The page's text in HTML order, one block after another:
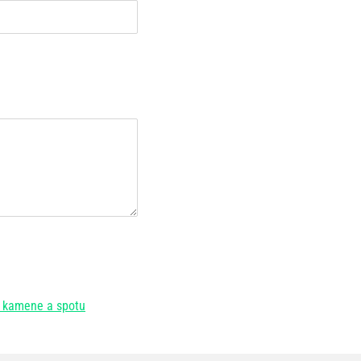
a spotu